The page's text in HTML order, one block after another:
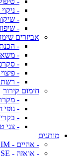
-
-
-
אביזרים
-
-
-
-
-
חימום קירור
-
- גופי
-
- צגי
מותגים
- אהיים - EHEIM
- אואזה - OASE